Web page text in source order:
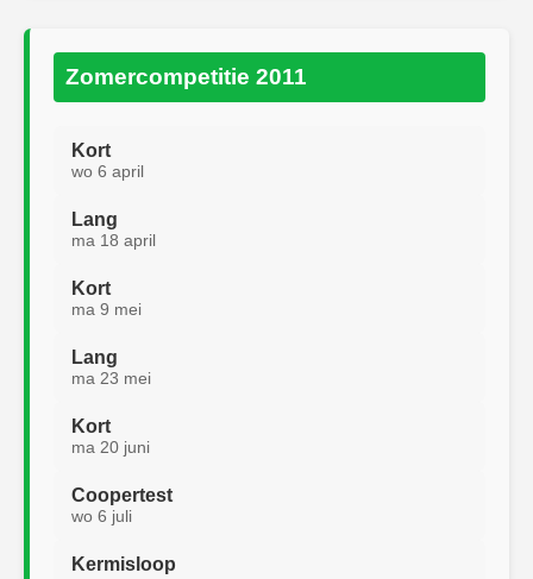
Zomercompetitie 2011
Kort
wo 6 april
Lang
ma 18 april
Kort
ma 9 mei
Lang
ma 23 mei
Kort
ma 20 juni
Coopertest
wo 6 juli
Kermisloop